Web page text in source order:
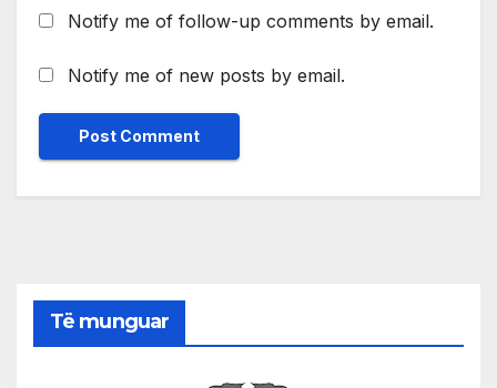
Notify me of follow-up comments by email.
Notify me of new posts by email.
Të munguar